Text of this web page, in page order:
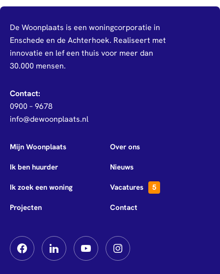
De Woonplaats is een woningcorporatie in
Enschede en de Achterhoek. Realiseert met
innovatie en lef een thuis voor meer dan
30.000 mensen.
Contact:
0900 – 9678
info@dewoonplaats.nl
Mijn Woonplaats Over ons
Ik ben huurder Nieuws
Ik zoek een woning Vacatures 5
Projecten Contact